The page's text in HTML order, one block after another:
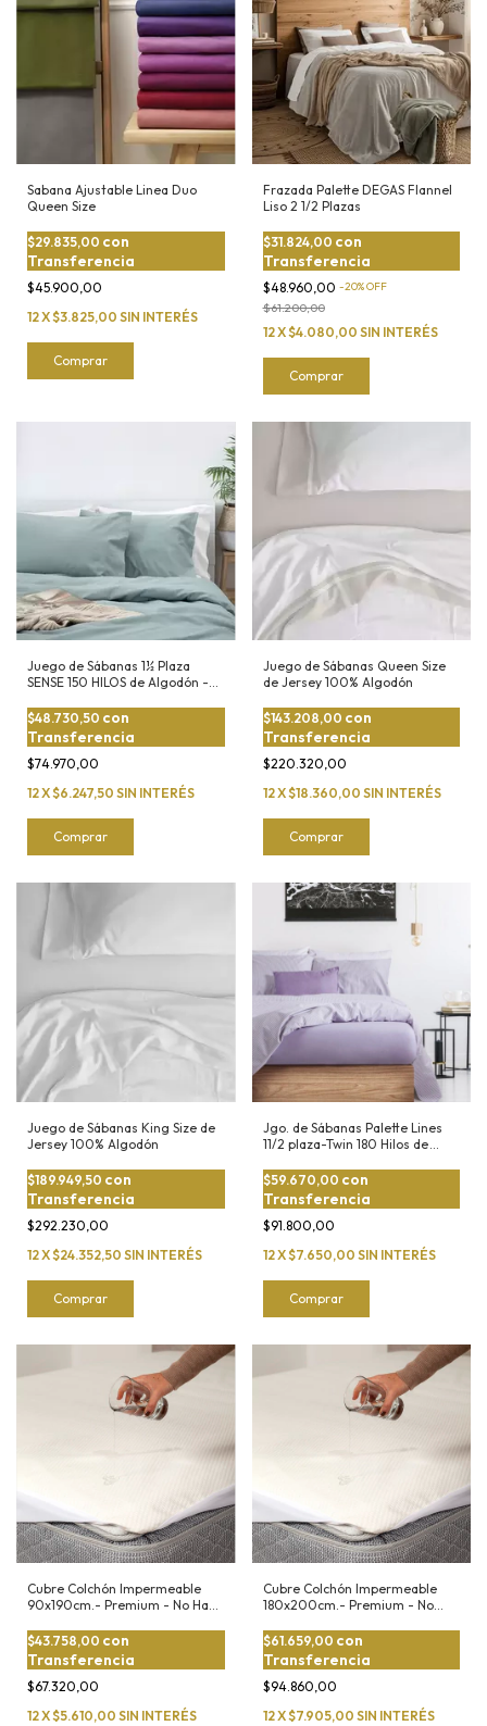
Sabana Ajustable Linea Duo
Queen Size
$45.900,00
$29.835,00 con
Transferencia
12X$3.825,00 SIN INTERÉS
Comprar
Frazada Palette DEGAS Flannel
Liso 2 1/2 Plazas
$48.960,00 -20%OFF
$61.200,00
$31.824,00 con
Transferencia
12X$4.080,00 SIN INTERÉS
Comprar
Juego de Sábanas 1½ Plaza
SENSE 150 HILOS de Algodón -
$74.970,00
$48.730,50 con
Transferencia
12X$6.247,50 SIN INTERÉS
Comprar
Juego de Sábanas Queen Size
de Jersey 100% Algodón
$220.320,00
$143.208,00 con
Transferencia
12X$18.360,00 SIN INTERÉS
Comprar
Juego de Sábanas King Size de
Jersey 100% Algodón
$292.230,00
$189.949,50 con
Transferencia
12X$24.352,50 SIN INTERÉS
Comprar
Jgo. de Sábanas Palette Lines
11/2 plaza-Twin 180 Hilos de
$91.800,00
$59.670,00 con
Transferencia
12X$7.650,00 SIN INTERÉS
Comprar
Cubre Colchón Impermeable
90x190cm.- Premium - No Hace
$67.320,00
$43.758,00 con
Transferencia
12X$5.610,00 SIN INTERÉS
Cubre Colchón Impermeable
180x200cm.- Premium - No
$94.860,00
$61.659,00 con
Transferencia
12X$7.905,00 SIN INTERÉS